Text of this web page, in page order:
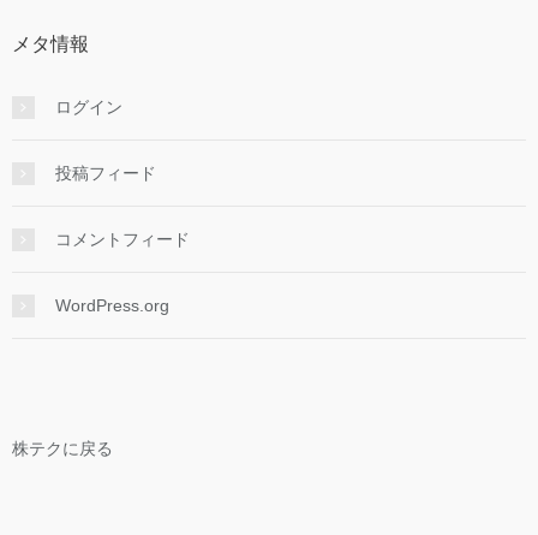
メタ情報
ログイン
投稿フィード
コメントフィード
WordPress.org
株テクに戻る